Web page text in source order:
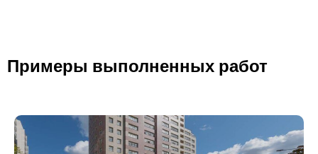
Примеры выполненных работ